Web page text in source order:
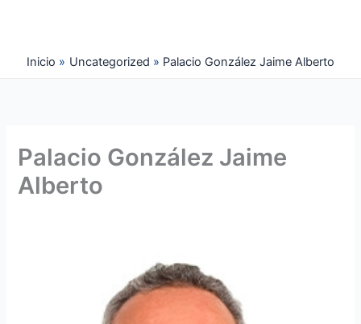
Inicio
Uncategorized Palacio González Jaime Alberto
Palacio González Jaime
Alberto